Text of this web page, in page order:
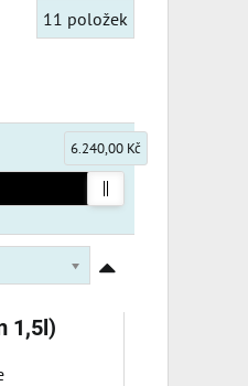
11 položek
6.240,00 Kč
1,5l)